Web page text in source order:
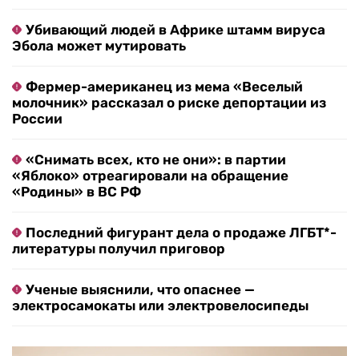
Убивающий людей в Африке штамм вируса
Эбола может мутировать
Фермер-американец из мема «Веселый
молочник» рассказал о риске депортации из
России
«Снимать всех, кто не они»: в партии
«Яблоко» отреагировали на обращение
«Родины» в ВС РФ
Последний фигурант дела о продаже ЛГБТ*-
литературы получил приговор
Ученые выяснили, что опаснее —
электросамокаты или электровелосипеды